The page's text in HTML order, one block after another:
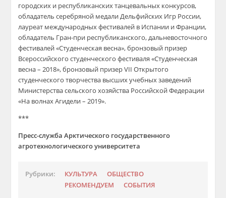
городских и республиканских танцевальных конкурсов,
обладатель серебряной медали Дельфийских Игр России,
лауреат международных фестивалей в Испании и Франции,
обладатель Гран-при республиканского, дальневосточного
фестивалей «Студенческая весна», бронзовый призер
Всероссийского студенческого фестиваля «Студенческая
весна – 2018», бронзовый призер VII Открытого
студенческого творчества высших учебных заведений
Министерства сельского хозяйства Российской Федерации
«На волнах Агидели – 2019».
***
Пресс-служба Арктического государственного
агротехнологического университета
Рубрики: КУЛЬТУРА
ОБЩЕСТВО
РЕКОМЕНДУЕМ
СОБЫТИЯ